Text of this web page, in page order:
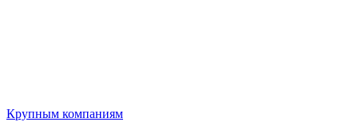
Крупным компаниям